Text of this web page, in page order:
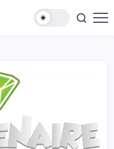
MyCryptOption